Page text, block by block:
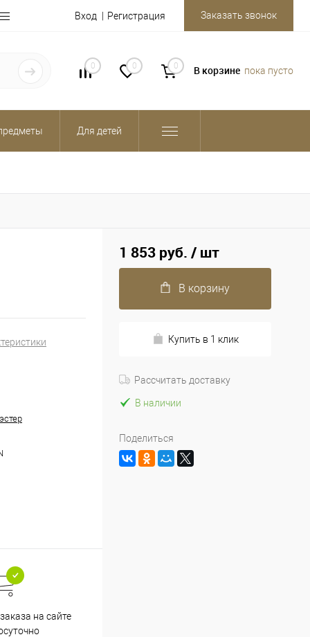
Вход Регистрация Заказать звонок
0 0 0 В корзине пока пусто
Для детей
на сайте
1 853 руб. / шт
В корзину
Купить в 1 клик
Рассчитать доставку
В наличии
Поделиться